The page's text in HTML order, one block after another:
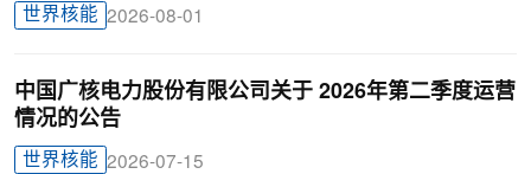
世界核能 2026-08-01
中国广核电力股份有限公司关于 2026年第二季度运营
情况的公告
世界核能 2026-07-15